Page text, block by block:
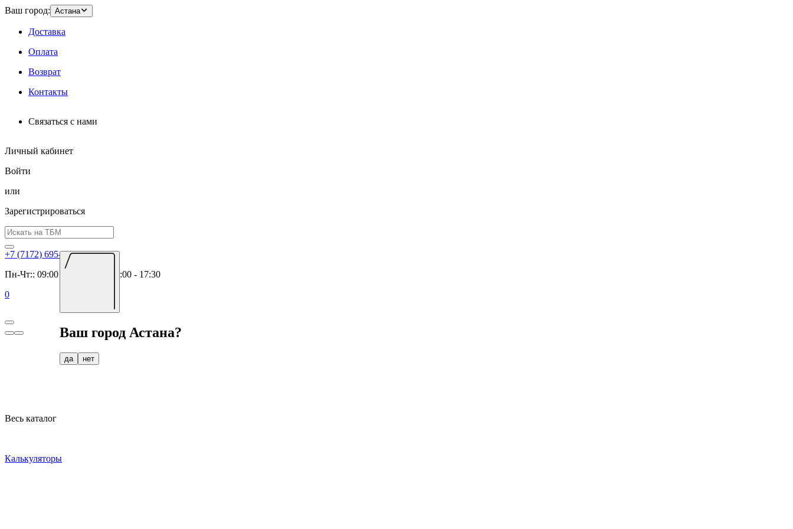
Ваш город: Астана
Доставка
Оплата
Возврат
Контакты
Связаться с нами
Личный кабинет
Войти
или
Зарегистрироваться
+7 (7172) 695-026
Пн-Чт:: 09:00 - 18:00, Пт:: 09:00 - 17:30
0
Весь каталог
Калькуляторы
Ваш город Астана?
да нет